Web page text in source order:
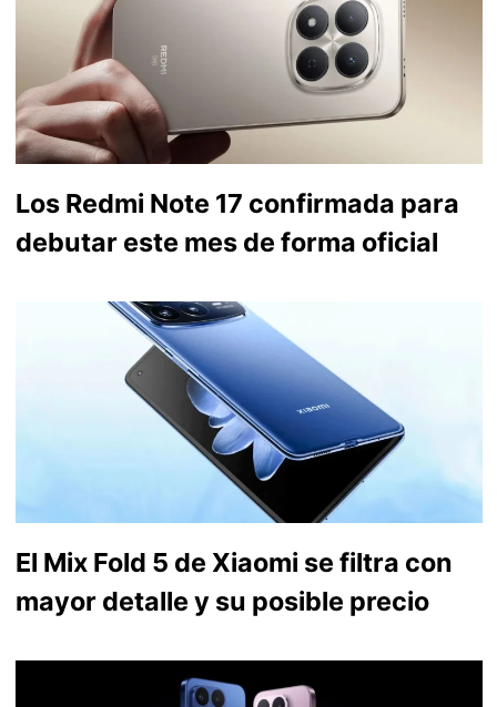
Los Redmi Note 17 confirmada para
debutar este mes de forma oficial
El Mix Fold 5 de Xiaomi se filtra con
mayor detalle y su posible precio